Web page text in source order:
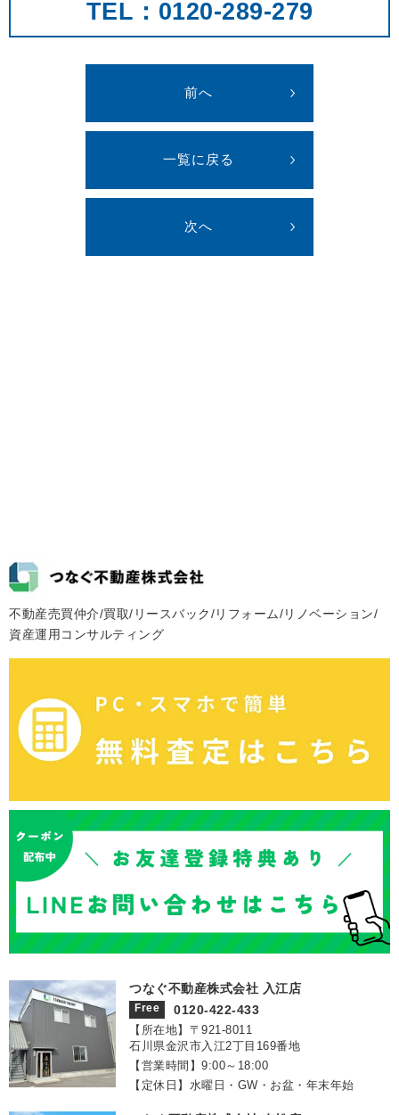
TEL：0120-289-279
前へ
一覧に戻る
次へ
不動産売買仲介/買取/リースバック/リフォーム/リノベーション/
資産運用コンサルティング
つなぐ不動産株式会社 入江店
Free 0120-422-433
【所在地】〒921‐8011
石川県金沢市入江2丁目169番地
【営業時間】9:00～18:00
【定休日】水曜日・GW・お盆・年末年始